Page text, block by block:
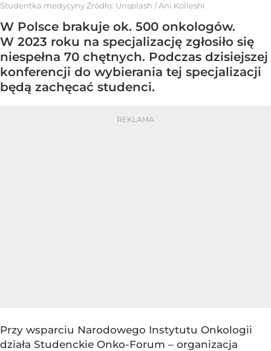
Studentka medycynyŹródło: Unsplash /Ani Kolleshi
W Polsce brakuje ok. 500 onkologów.
W 2023 roku na specjalizację zgłosiło się
niespełna 70 chętnych. Podczas dzisiejszej
konferencji do wybierania tej specjalizacji
będą zachęcać studenci.
Przy wsparciu Narodowego Instytutu Onkologii
działa Studenckie Onko-Forum – organizacja